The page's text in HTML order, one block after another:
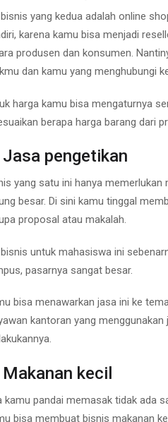
yang kedua adalah online
karena kamu bisa menjadi
produsen dan konsumen.
dan kamu yang menghubungi
harga kamu bisa mengaturnya
berapa harga barang dari
pengetikan
yang satu ini hanya
besar. Di sini kamu tinggal
proposal atau makalah.
untuk mahasiswa ini
pasarnya sangat besar.
bisa menawarkan jasa ini ke
kantoran yang
kecil
kamu pandai memasak tidak ada
bisa membuat bisnis makanan